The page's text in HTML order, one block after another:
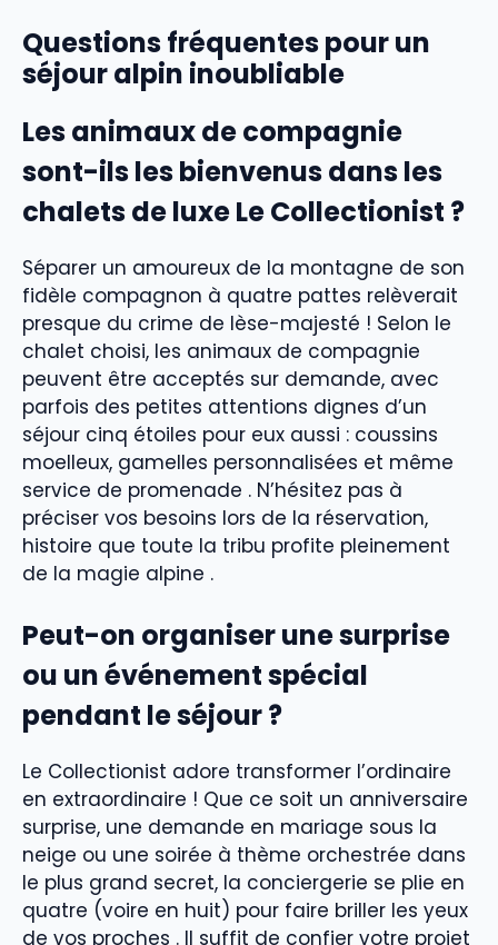
Questions fréquentes pour un
séjour alpin inoubliable
Les animaux de compagnie
sont-ils les bienvenus dans les
chalets de luxe Le Collectionist ?
Séparer un amoureux de la montagne de son
fidèle compagnon à quatre pattes relèverait
presque du crime de lèse-majesté ! Selon le
chalet choisi, les animaux de compagnie
peuvent être acceptés sur demande, avec
parfois des petites attentions dignes d’un
séjour cinq étoiles pour eux aussi : coussins
moelleux, gamelles personnalisées et même
service de promenade . N’hésitez pas à
préciser vos besoins lors de la réservation,
histoire que toute la tribu profite pleinement
de la magie alpine .
Peut-on organiser une surprise
ou un événement spécial
pendant le séjour ?
Le Collectionist adore transformer l’ordinaire
en extraordinaire ! Que ce soit un anniversaire
surprise, une demande en mariage sous la
neige ou une soirée à thème orchestrée dans
le plus grand secret, la conciergerie se plie en
quatre (voire en huit) pour faire briller les yeux
de vos proches . Il suffit de confier votre projet